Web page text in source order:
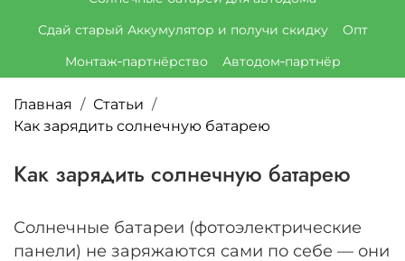
Сдай старый Аккумулятор и получи скидку
Опт
Монтаж‑партнёрство
Автодом‑партнёр
Главная
Статьи
Как зарядить солнечную батарею
Как зарядить солнечную батарею
Солнечные батареи (фотоэлектрические
панели) не заряжаются сами по себе — они